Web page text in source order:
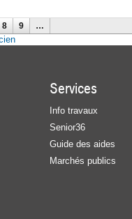
8 9 …
Services
Info travaux
Senior36
Guide des aides
Marchés publics